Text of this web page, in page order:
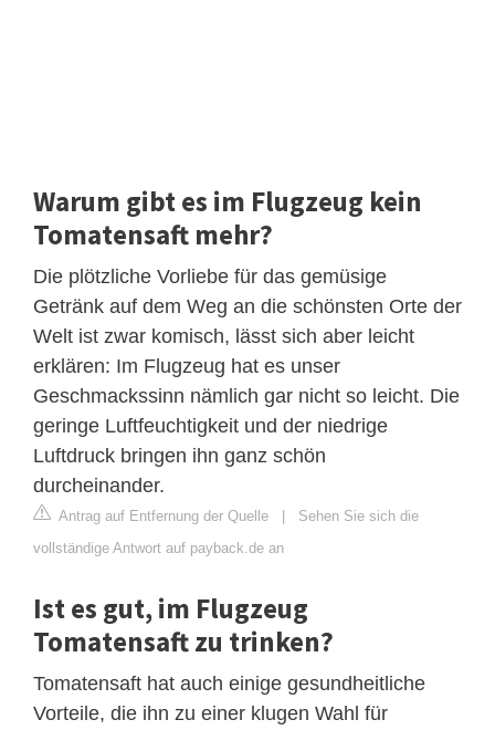
Warum gibt es im Flugzeug kein
Tomatensaft mehr?
Die plötzliche Vorliebe für das gemüsige
Getränk auf dem Weg an die schönsten Orte der
Welt ist zwar komisch, lässt sich aber leicht
erklären: Im Flugzeug hat es unser
Geschmackssinn nämlich gar nicht so leicht. Die
geringe Luftfeuchtigkeit und der niedrige
Luftdruck bringen ihn ganz schön
durcheinander.
Antrag auf Entfernung der Quelle | Sehen Sie sich die
vollständige Antwort auf payback.de an
Ist es gut, im Flugzeug
Tomatensaft zu trinken?
Tomatensaft hat auch einige gesundheitliche
Vorteile, die ihn zu einer klugen Wahl für